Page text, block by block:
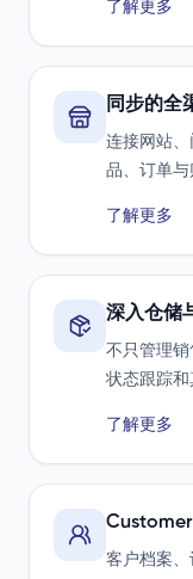
了解更多
同步的全
连接网站
品、订单与
了解更多
深入仓储
不只管理
状态跟踪和
了解更多
客户档案